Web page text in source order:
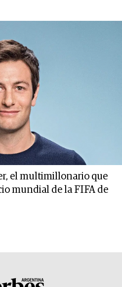
el multimillonario que
mundial de la FIFA de